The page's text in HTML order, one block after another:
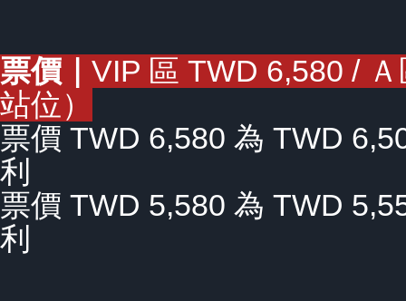
票價｜ VIP 區 TWD 6,580 /
站位）
票價 TWD 6,580 為 TWD
利
票價 TWD 5,580 為 TWD
利